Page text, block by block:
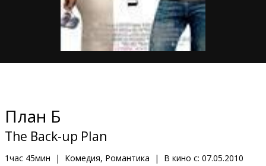
Подарки
Кинозакуски
Клуб
План Б
The Back-up Plan
1час 45мин | Комедия, Романтика | В кино с: 07.05.2010